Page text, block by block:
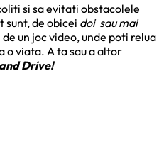
si sa evitati obstacolele
sunt, de obicei doi sau mai
un joc video, unde poti relua
o viata. A ta sau a altor
Drive!